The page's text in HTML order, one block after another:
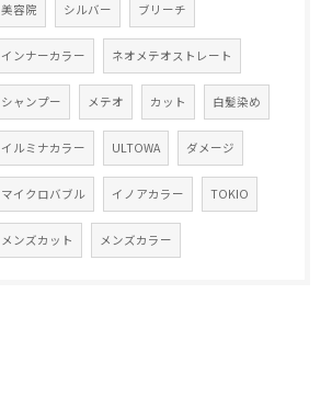
美容院 シルバー ブリーチ
インナーカラー ネオメテオストレート
シャンプー メテオ カット 白髪染め
イルミナカラー ULTOWA ダメージ
マイクロバブル イノアカラー TOKIO
メンズカット メンズカラー